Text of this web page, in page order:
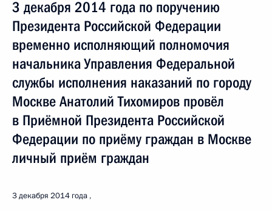
3 декабря 2014 года по поручению
Президента Российской Федерации
временно исполняющий полномочия
начальника Управления Федеральной
службы исполнения наказаний по городу
Москве Анатолий Тихомиров провёл
в Приёмной Президента Российской
Федерации по приёму граждан в Москве
личный приём граждан
3 декабря 2014 года